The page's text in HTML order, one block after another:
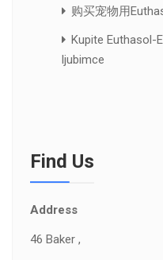
购买宠物用
Kupite Euthasol-
ljubimce
Find Us
Address
46 Baker ,